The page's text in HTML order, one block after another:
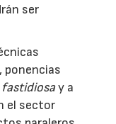
ser
ponencias
fastidiosay a
el sector